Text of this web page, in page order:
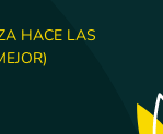
HACE LAS